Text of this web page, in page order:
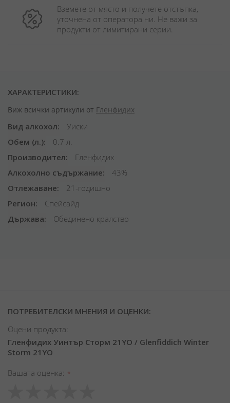
Вземете от място и получете отстъпка,
уточнена от оператора ни. Не важи за
продукти от лимитирани серии.
ХАРАКТЕРИСТИКИ:
Виж всички артикули от Гленфидих
Вид алкохол
Уиски
Обем (л.)
0.7 л.
Производител
Гленфидих
Алкохолно съдържание
43%
Отлежаване
21-годишно
Регион
Спейсайд
Държава
Обединено кралство
ПОТРЕБИТЕЛСКИ МНЕНИЯ И ОЦЕНКИ:
Оцени продукта:
Гленфидих Уинтър Сторм 21YO / Glenfiddich Winter
Storm 21YO
Вашата оценка